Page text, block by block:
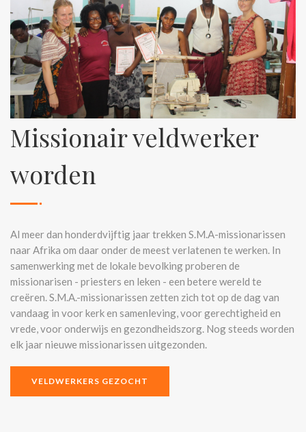
Missionair veldwerker
worden
Al meer dan honderdvijftig jaar trekken S.M.A-missionarissen
naar Afrika om daar onder de meest verlatenen te werken. In
samenwerking met de lokale bevolking proberen de
missionarisen - priesters en leken - een betere wereld te
creëren. S.M.A.-missionarissen zetten zich tot op de dag van
vandaag in voor kerk en samenleving, voor gerechtigheid en
vrede, voor onderwijs en gezondheidszorg. Nog steeds worden
elk jaar nieuwe missionarissen uitgezonden.
VELDWERKERS GEZOCHT